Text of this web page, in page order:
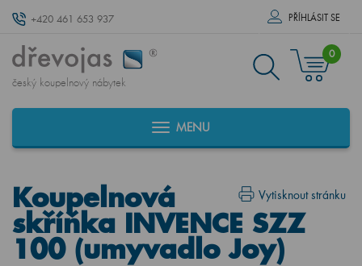
+420 461 653 937 PŘÍHLÁSIT SE
český koupelnový nábytek
0
MENU
Vytisknout stránku
Koupelnová
skříňka INVENCE SZZ
100 (umyvadlo Joy)